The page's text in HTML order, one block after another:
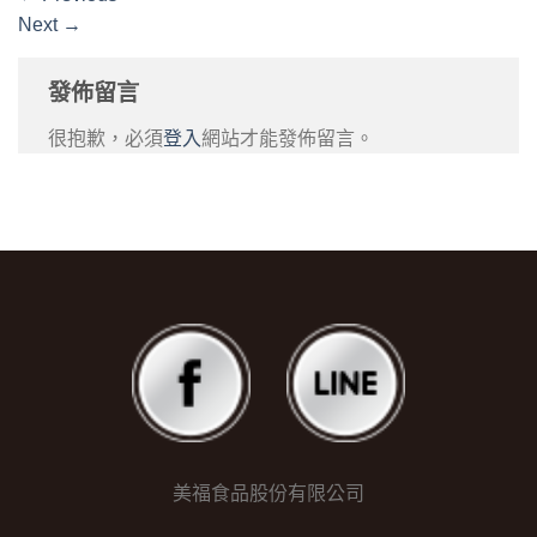
Next →
發佈留言
很抱歉，必須登入網站才能發佈留言。
美福食品股份有限公司